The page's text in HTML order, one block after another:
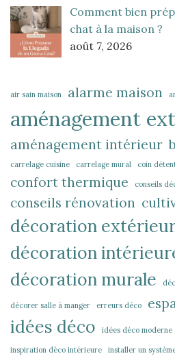
Comment bien
chat à la maison ?
août 7, 2026
air sain maison alarme maison
aménagement
aménagement intérieur
carrelage cuisine carrelage mural coin
confort thermique conseils
conseils rénovation
décoration
décoration
décoration murale
décorer salle à manger erreurs déco
idées déco idées déco moderne
inspiration déco intérieure installer un